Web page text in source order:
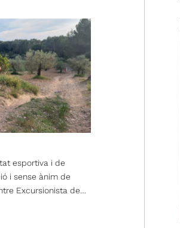
esportiva i de
i sense ànim de
Excursionista de